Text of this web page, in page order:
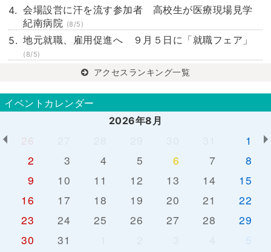
会場設営に汗を流す参加者 高校生が医療現場見学
紀南病院 (8/5)
地元就職、雇用促進へ ９月５日に「就職フェア」
(8/5)
アクセスランキング一覧
イベントカレンダー
2026年8月
26
1
2
3 4 5 6 7
8
9
10 11 12 13 14
15
16
17 18 19 20 21
22
23
24 25 26 27 28
29
30
31 5